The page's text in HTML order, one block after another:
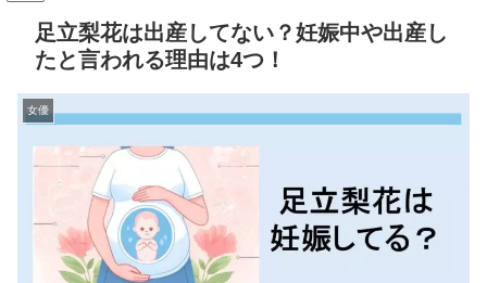
足立梨花は出産してない？妊娠中や出産し
たと言われる理由は4つ！
女優